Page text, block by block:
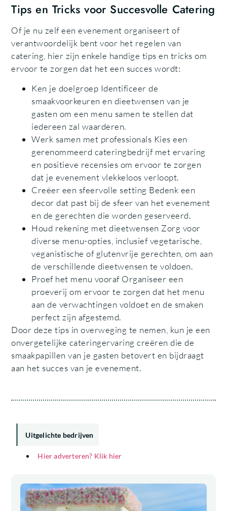
Tips en Tricks voor Succesvolle Catering
Of je nu zelf een evenement organiseert of
verantwoordelijk bent voor het regelen van
catering, hier zijn enkele handige tips en tricks om
ervoor te zorgen dat het een succes wordt:
Ken je doelgroep Identificeer de
smaakvoorkeuren en dieetwensen van je
gasten om een menu samen te stellen dat
iedereen zal waarderen.
Werk samen met professionals Kies een
gerenommeerd cateringbedrijf met ervaring
en positieve recensies om ervoor te zorgen
dat je evenement vlekkeloos verloopt.
Creëer een sfeervolle setting Bedenk een
decor dat past bij de sfeer van het evenement
en de gerechten die worden geserveerd.
Houd rekening met dieetwensen Zorg voor
diverse menu-opties, inclusief vegetarische,
veganistische of glutenvrije gerechten, om aan
de verschillende dieetwensen te voldoen.
Proef het menu vooraf Organiseer een
proeverij om ervoor te zorgen dat het menu
aan de verwachtingen voldoet en de smaken
perfect zijn afgestemd.
Door deze tips in overweging te nemen, kun je een
onvergetelijke cateringervaring creëren die de
smaakpapillen van je gasten betovert en bijdraagt
aan het succes van je evenement.
Uitgelichte bedrijven
Hier adverteren? Klik hier